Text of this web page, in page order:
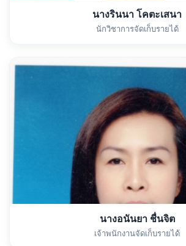
นางรินนา โคตะเสนา
นักวิชาการจัดเก็บรายได้
นางอนันยา ชื่นจิต
เจ้าพนักงานจัดเก็บรายได้